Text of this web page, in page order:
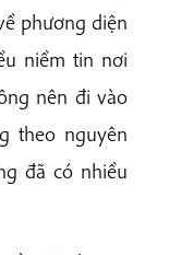
phương diện
niềm tin nơi
nên đi vào
theo nguyên
đã có nhiều